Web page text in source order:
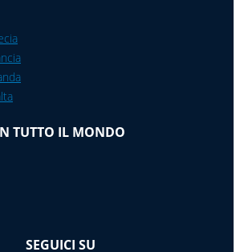
TUTTO IL MONDO
SEGUICI SU